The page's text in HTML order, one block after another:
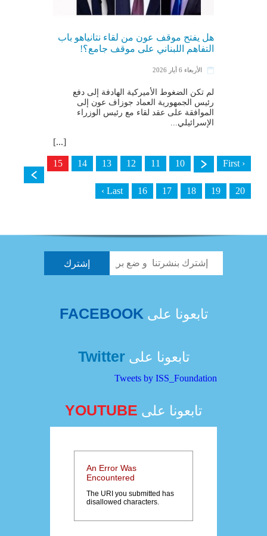
هل يفتح موقف عون من لقاء نتانياهو باب
التفاهم اللبناني على موقف جامع؟!
الأربعاء 6 أيار 2026
لم تكن الضغوط الأميركية الهادفة إلى دفع
رئيس الجمهورية العماد ​جوزاف عون​ إلى
الموافقة على عقد لقاء مع رئيس الوزراء
الإسرائيلي...
[...]
‹ First
10
11
12
13
14
15
16 17 18 19 20
Last ›
تابعونا علىFACEBOOK
تابعونا علىTwitter
Tweets by ISS_Foundation
تابعونا على YOUTUBE